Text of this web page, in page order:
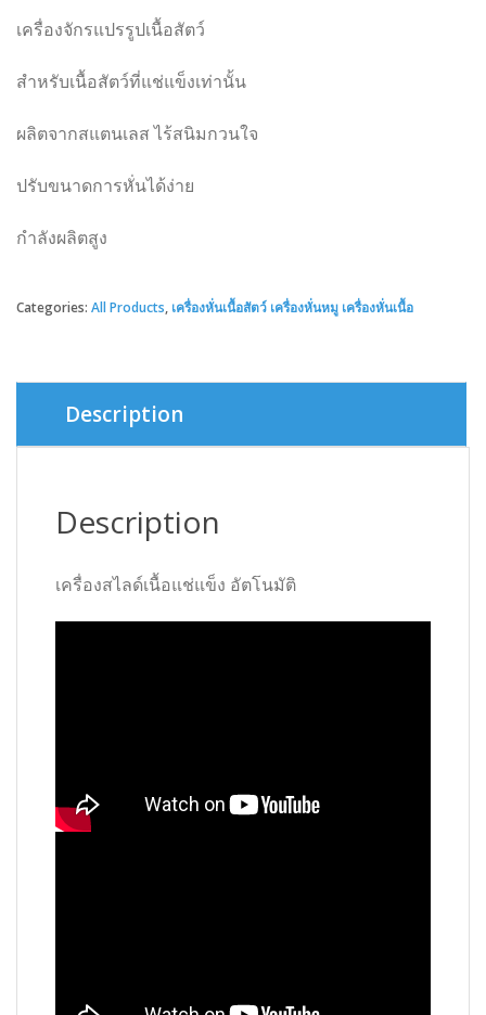
เครื่องจักรแปรรูปเนื้อสัตว์
สำหรับเนื้อสัตว์ที่แช่แข็งเท่านั้น
ผลิตจากสแตนเลส ไร้สนิมกวนใจ
ปรับขนาดการหั่นได้ง่าย
กำลังผลิตสูง
Categories: All Products, เครื่องหั่นเนื้อสัตว์ เครื่องหั่นหมู เครื่องหั่นเนื้อ
Description
Description
เครื่องสไลด์เนื้อแช่แข็ง อัตโนมัติ